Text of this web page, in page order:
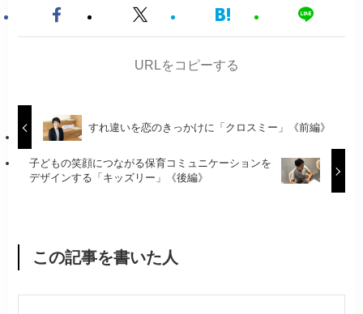
URLをコピーする
すれ違いを恋のきっかけに「クロスミー」《前編》
子どもの笑顔につながる保育コミュニケーションを
デザインする「キッズリー」《後編》
この記事を書いた人